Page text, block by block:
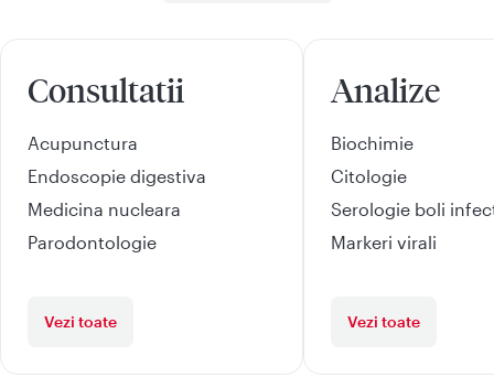
Consultatii
Acupunctura
Endoscopie digestiva
Medicina nucleara
Parodontologie
Vezi toate
Analize
Biochimie
Citologie
Serologie boli
Markeri virali
Vezi toate